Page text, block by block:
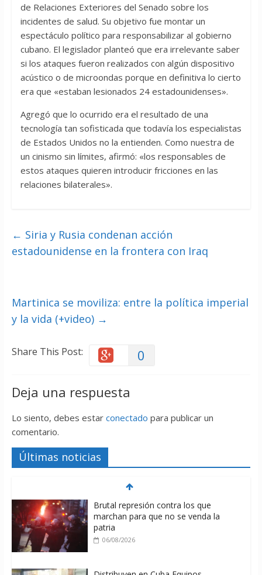
de Relaciones Exteriores del Senado sobre los
incidentes de salud. Su objetivo fue montar un
espectáculo político para responsabilizar al gobierno
cubano. El legislador planteó que era irrelevante saber
si los ataques fueron realizados con algún dispositivo
acústico o de microondas porque en definitiva lo cierto
era que «estaban lesionados 24 estadounidenses».
Agregó que lo ocurrido era el resultado de una
tecnología tan sofisticada que todavía los especialistas
de Estados Unidos no la entienden. Como nuestra de
un cinismo sin límites, afirmó: «los responsables de
estos ataques quieren introducir fricciones en las
relaciones bilaterales».
← Siria y Rusia condenan acción
estadounidense en la frontera con Iraq
Martinica se moviliza: entre la política imperial
y la vida (+video) →
Share This Post: 0
Deja una respuesta
Lo siento, debes estar conectado para publicar un
comentario.
Últimas noticias
Brutal represión contra los que
marchan para que no se venda la
patria
06/08/2026